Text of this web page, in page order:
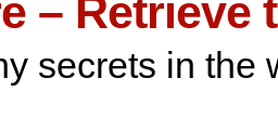
– Retrieve
secrets in